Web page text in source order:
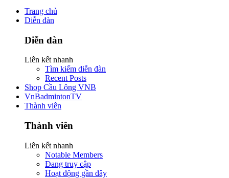
Trang chủ
Diễn đàn
Diễn đàn
Liên kết nhanh
Tìm kiếm diễn đàn
Recent Posts
Shop Cầu Lông VNB
VnBadmintonTV
Thành viên
Thành viên
Liên kết nhanh
Notable Members
Đang truy cập
Hoạt động gần đây